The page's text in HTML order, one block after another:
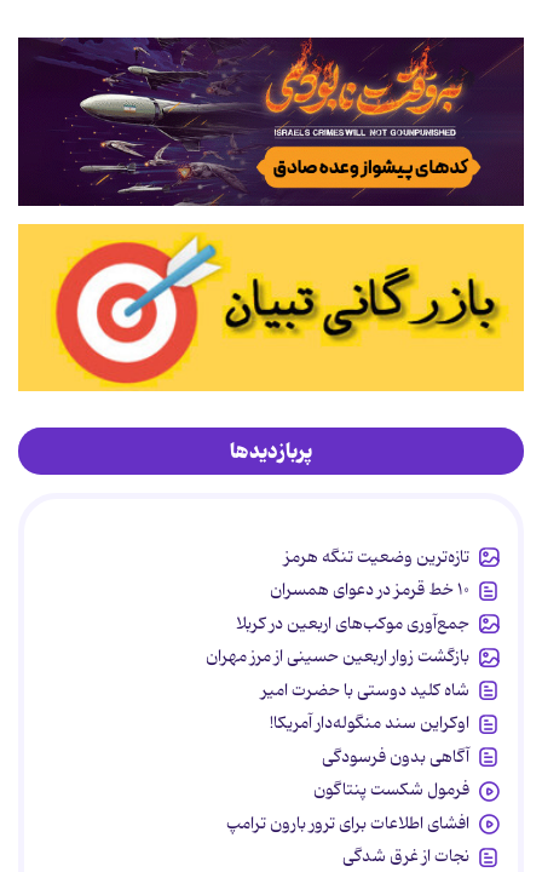
پربازدیدها
تازه‌ترین وضعیت تنگه هرمز
۱۰ خط قرمز در دعوای همسران
جمع‌آوری موکب‌های اربعین در کربلا
بازگشت زوار اربعین حسینی از مرز مهران
شاه کلید دوستی با حضرت امیر
اوکراین سند منگوله‌دار آمریکا!
آگاهی بدون فرسودگی
فرمول شکست پنتاگون
افشای اطلاعات برای ترور بارون ترامپ
نجات از غرق شدگی